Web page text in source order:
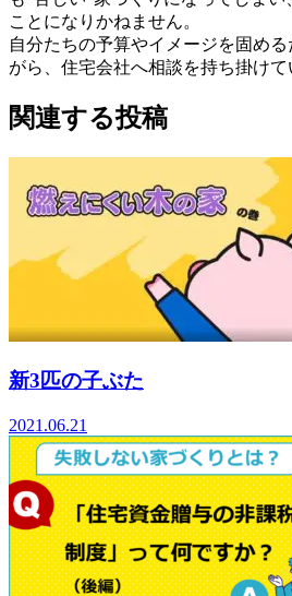
ことになりかねません。
自分たちの予算やイメージを固め
がら、住宅会社へ相談を持ち掛けて
関連する投稿
新3匹の子ぶた
2021.06.21